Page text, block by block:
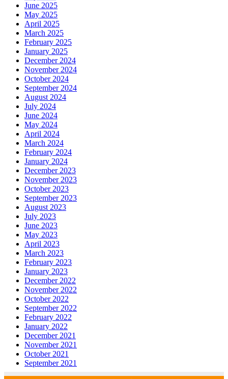
June 2025
May 2025
April 2025
March 2025
February 2025
January 2025
December 2024
November 2024
October 2024
September 2024
August 2024
July 2024
June 2024
May 2024
April 2024
March 2024
February 2024
January 2024
December 2023
November 2023
October 2023
September 2023
August 2023
July 2023
June 2023
May 2023
April 2023
March 2023
February 2023
January 2023
December 2022
November 2022
October 2022
September 2022
February 2022
January 2022
December 2021
November 2021
October 2021
September 2021